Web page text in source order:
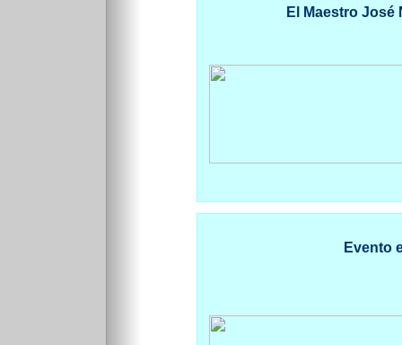
El Maestro José
Evento